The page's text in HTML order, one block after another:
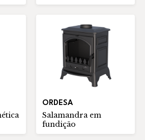
ORDESA
Salamandra em
fundição